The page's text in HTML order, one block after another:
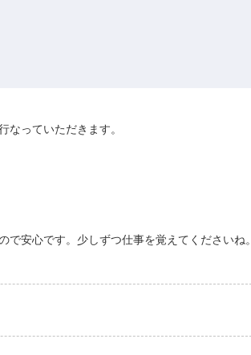
なっていただきます。
安心です。少しずつ仕事を覚えてくださいね。